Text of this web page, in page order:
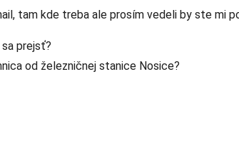
tam kde treba ale prosím vedeli by ste mi
prejsť?
od železničnej stanice Nosice?